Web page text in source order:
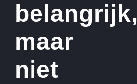
belangrijk,
maar
niet